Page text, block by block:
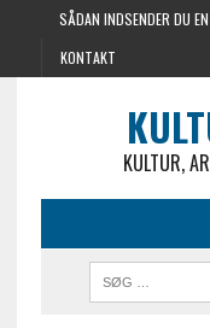
SÅDAN INDSENDER DU
KONTAKT
KULTUR,